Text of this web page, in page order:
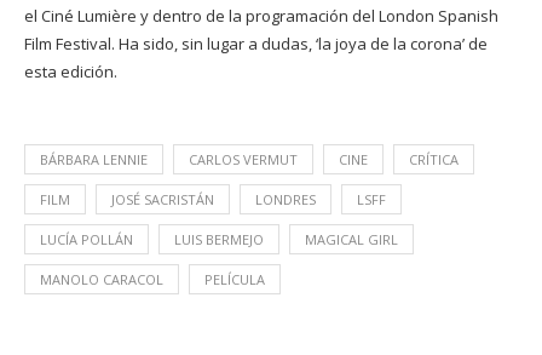
el Ciné Lumière y dentro de la programación del London Spanish
Film Festival. Ha sido, sin lugar a dudas, ‘la joya de la corona’ de
esta edición.
BÁRBARA LENNIE CARLOS VERMUT CINE CRÍTICA
FILM JOSÉ SACRISTÁN LONDRES LSFF
LUCÍA POLLÁN LUIS BERMEJO MAGICAL GIRL
MANOLO CARACOL PELÍCULA